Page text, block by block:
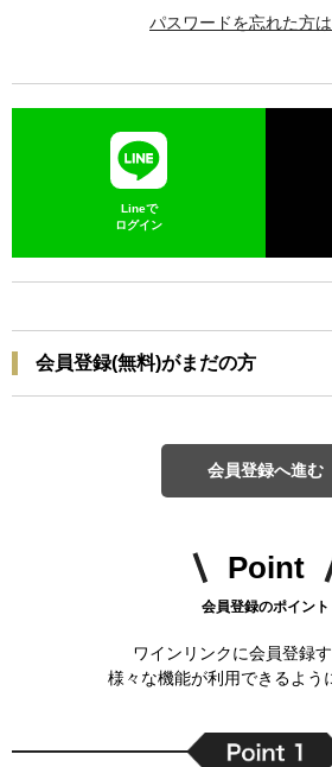
パスワードを忘れた方
Lineで
ログイン
会員登録(無料)がまだの方
会員登録へ進む
Point
会員登録のポイント
ワインリンクに会員登録
様々な機能が利用できるよう